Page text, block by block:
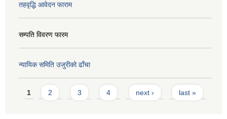
तहवृद्धि आवेदन फाराम
सम्पति विवरण फारम
न्यायिक समिति उजुरीको ढाँचा
Pages
1 2 3 4 next › last »